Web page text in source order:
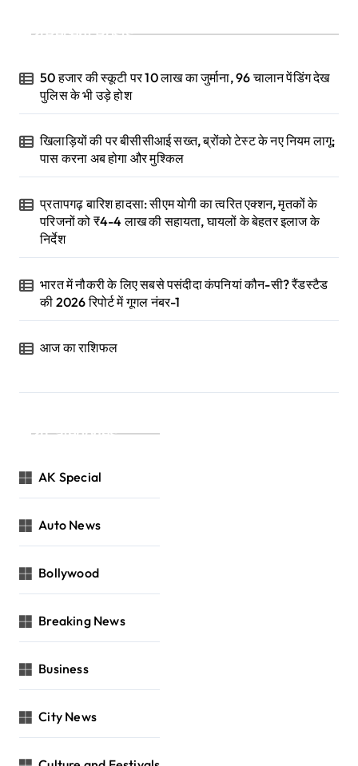
Recent Posts
50 हजार की स्कूटी पर 10 लाख का जुर्माना, 96 चालान पेंडिंग देख
पुलिस के भी उड़े होश
खिलाड़ियों की पर बीसीसीआई सख्त, ब्रोंको टेस्ट के नए नियम लागू;
पास करना अब होगा और मुश्किल
प्रतापगढ़ बारिश हादसा: सीएम योगी का त्वरित एक्शन, मृतकों के
परिजनों को ₹4-4 लाख की सहायता, घायलों के बेहतर इलाज के
निर्देश
भारत में नौकरी के लिए सबसे पसंदीदा कंपनियां कौन-सी? रैंडस्टैड
की 2026 रिपोर्ट में गूगल नंबर-1
आज का राशिफल
Categories
AK Special
Auto News
Bollywood
Breaking News
Business
City News